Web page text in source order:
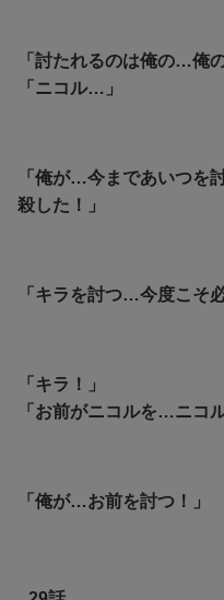
「討たれるのは俺の…俺
「ニコル…」
「俺が…今まであいつを
殺した！」
「キラを討つ…今度こそ
「キラ！」
「お前がニコルを…ニコ
「俺が…お前を討つ！」